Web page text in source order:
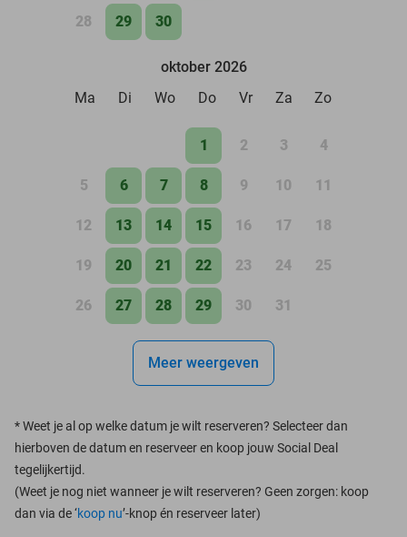
28 29 30
oktober 2026
Ma
Di Wo Do Vr Za Zo
1 2 3 4
5 6 7 8 9 10 11
12 13 14 15 16 17 18
19 20 21 22 23 24 25
26 27 28 29 30 31
Meer weergeven
*Weet je al op welke datum je wilt reserveren? Selecteer dan
hierboven de datum en reserveer en koop jouw Social Deal
tegelijkertijd.
(Weet je nog niet wanneer je wilt reserveren? Geen zorgen: koop
dan via de ‘koop nu’-knop én reserveer later)